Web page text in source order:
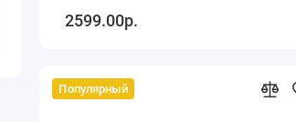
2599.00р.
Популярный